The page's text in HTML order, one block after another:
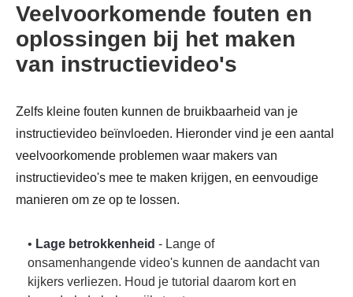
Veelvoorkomende fouten en
oplossingen bij het maken
van instructievideo's
Zelfs kleine fouten kunnen de bruikbaarheid van je
instructievideo beïnvloeden. Hieronder vind je een aantal
veelvoorkomende problemen waar makers van
instructievideo's mee te maken krijgen, en eenvoudige
manieren om ze op te lossen.
• Lage betrokkenheid - Lange of
onsamenhangende video's kunnen de aandacht van
kijkers verliezen. Houd je tutorial daarom kort en